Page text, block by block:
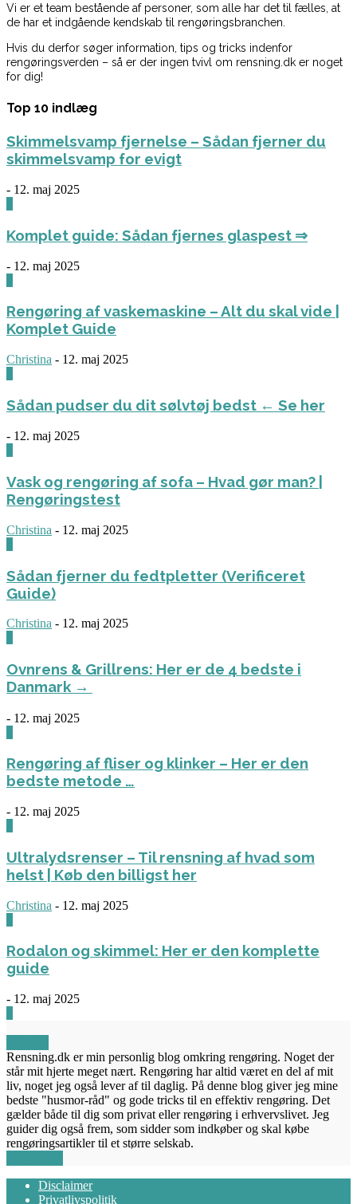
Vi er et team bestående af personer, som alle har det til fælles, at
de har et indgående kendskab til rengøringsbranchen.
Hvis du derfor søger information, tips og tricks indenfor
rengøringsverden – så er der ingen tvivl om rensning.dk er noget
for dig!
Top 10 indlæg
Skimmelsvamp fjernelse – Sådan fjerner du
skimmelsvamp for evigt
- 12. maj 2025
Komplet guide: Sådan fjernes glaspest ⇒
- 12. maj 2025
Rengøring af vaskemaskine – Alt du skal vide |
Komplet Guide
Christina - 12. maj 2025
Sådan pudser du dit sølvtøj bedst ← Se her
- 12. maj 2025
Vask og rengøring af sofa – Hvad gør man? |
Rengøringstest
Christina - 12. maj 2025
Sådan fjerner du fedtpletter (Verificeret
Guide)
Christina - 12. maj 2025
Ovnrens & Grillrens: Her er de 4 bedste i
Danmark →
- 12. maj 2025
Rengøring af fliser og klinker – Her er den
bedste metode …
- 12. maj 2025
Ultralydsrenser – Til rensning af hvad som
helst | Køb den billigst her
Christina - 12. maj 2025
Rodalon og skimmel: Her er den komplette
guide
- 12. maj 2025
Rensning.dk er min personlig blog omkring rengøring. Noget der
står mit hjerte meget nært. Rengøring har altid været en del af mit
liv, noget jeg også lever af til daglig. På denne blog giver jeg mine
bedste "husmor-råd" og gode tricks til en effektiv rengøring. Det
gælder både til dig som privat eller rengøring i erhvervslivet. Jeg
guider dig også frem, som sidder som indkøber og skal købe
rengøringsartikler til et større selskab.
Disclaimer
Privatlivspolitik